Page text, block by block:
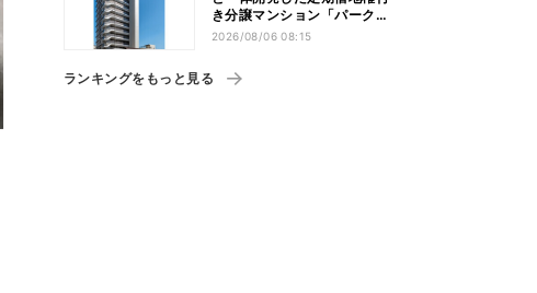
き分譲マンション「パークホ
ームズ入谷」竣工
2026/08/06 08:15
ランキングをもっと見る